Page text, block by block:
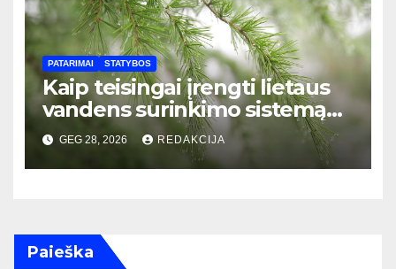
PATARIMAI STATYBOS
Kaip teisingai įrengti lietaus
vandens surinkimo sistemą
privačiame name: žingsnis po
žingsnio vadovas
GEG 28, 2026 REDAKCIJA
Paieška